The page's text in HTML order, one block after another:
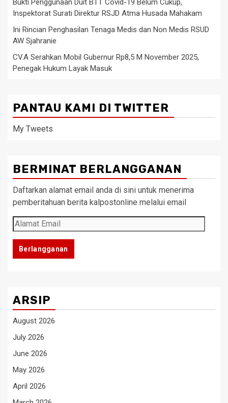
Bukti Penggunaan Duit BTT Covid-19 Belum Cukup,
Inspektorat Surati Direktur RSJD Atma Husada Mahakam
Ini Rincian Penghasilan Tenaga Medis dan Non Medis RSUD
AW Sjahranie
CV.A Serahkan Mobil Gubernur Rp8,5 M November 2025,
Penegak Hukum Layak Masuk
PANTAU KAMI DI TWITTER
My Tweets
BERMINAT BERLANGGANAN
Daftarkan alamat email anda di sini untuk menerima
pemberitahuan berita kalpostonline melalui email
Alamat
Email
Berlangganan
ARSIP
August 2026
July 2026
June 2026
May 2026
April 2026